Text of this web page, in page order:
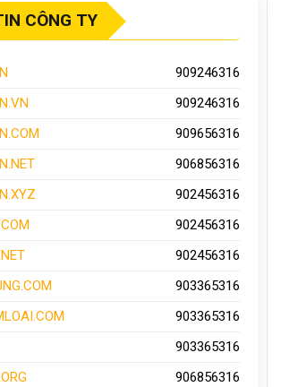
CÔNG TY
909246316
909246316
909656316
906856316
902456316
902456316
902456316
903365316
903365316
903365316
906856316